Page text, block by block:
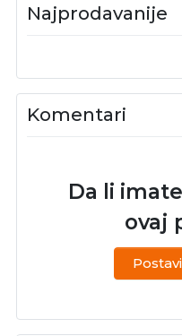
Najprodavanije
Komentari
Da li
ovaj